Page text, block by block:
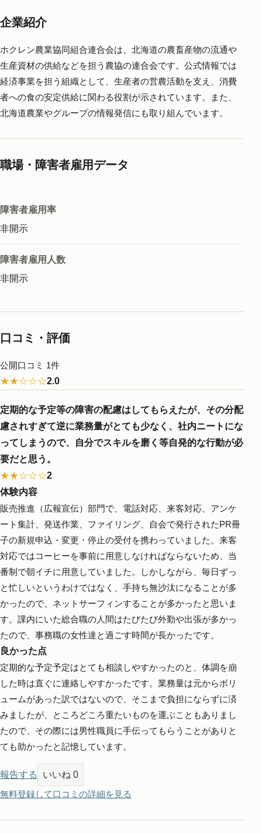
企業紹介
ホクレン農業協同組合連合会は、北海道の農畜産物の流通や
生産資材の供給などを担う農協の連合会です。公式情報では
経済事業を担う組織として、生産者の営農活動を支え、消費
者への食の安定供給に関わる役割が示されています。また、
北海道農業やグループの情報発信にも取り組んでいます。
職場・障害者雇用データ
障害者雇用率
非開示
障害者雇用人数
非開示
口コミ・評価
公開口コミ 1件
★★☆☆☆2.0
定期的な予定等の障害の配慮はしてもらえたが、その分配
慮されすぎて逆に業務量がとても少なく、社内ニートにな
ってしまうので、自分でスキルを磨く等自発的な行動が必
要だと思う。
★★☆☆☆2
体験内容
販売推進（広報宣伝）部門で、電話対応、来客対応、アンケ
ート集計、発送作業、ファイリング、自会で発行されたPR冊
子の新規申込・変更・停止の受付を携わっていました。来客
対応ではコーヒーを事前に用意しなければならないため、当
番制で朝イチに用意していました。しかしながら、毎日ずっ
と忙しいというわけではなく、手持ち無沙汰になることが多
かったので、ネットサーフィンすることが多かったと思いま
す。課内にいた総合職の人間はたびたび外勤や出張が多かっ
たので、事務職の女性達と過ごす時間が長かったです。
良かった点
定期的な予定予定はとても相談しやすかったのと、体調を崩
した時は直ぐに連絡しやすかったです。業務量は元からボリ
ュームがあった訳ではないので、そこまで負担にならずに済
みましたが、ところどころ重たいものを運ぶこともありまし
たので、その際には男性職員に手伝ってもらうことがありと
ても助かったと記憶しています。
報告する いいね 0
無料登録して口コミの詳細を見る